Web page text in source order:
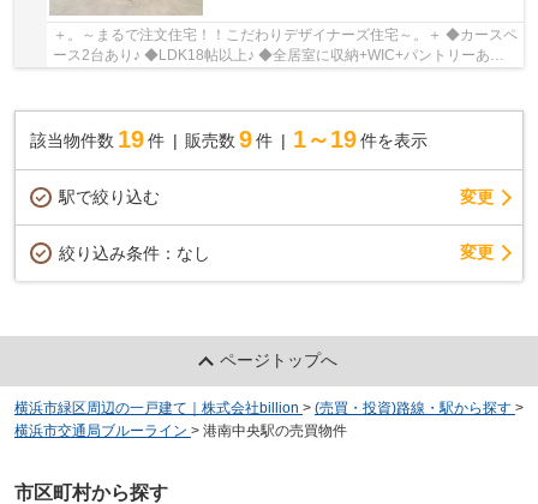
＋。～まるで注文住宅！！こだわりデザイナーズ住宅～。＋ ◆カースペ
ース2台あり♪ ◆LDK18帖以上♪ ◆全居室に収納+WIC+パントリーあり
該当物件数 19件 販売数 9 件 1～19 件を表示
駅で絞り込む 変更
絞り込み条件： なし 変更
ページトップへ
横浜市緑区周辺の一戸建て｜株式会社billion > (売買・投資)路線・駅から探す >
横浜市交通局ブルーライン > 港南中央駅の売買物件
市区町村から探す